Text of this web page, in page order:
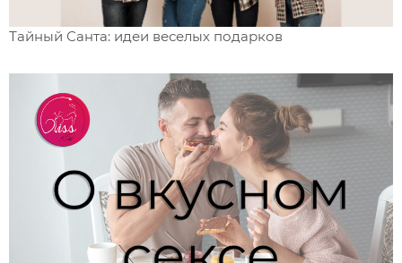
Тайный Санта: идеи веселых подарков